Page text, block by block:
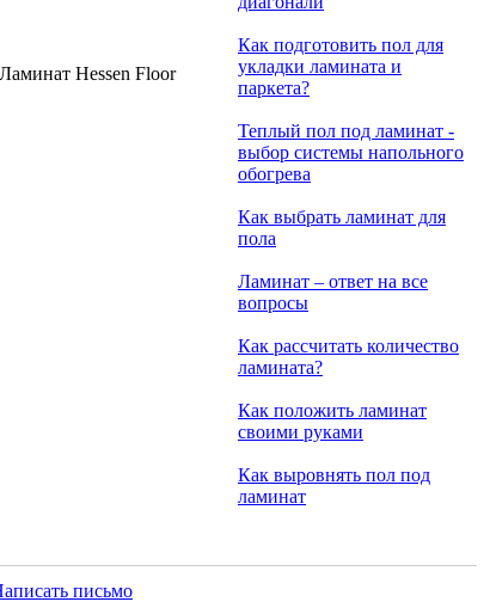
Hessen Floor
Как подготовить пол для
укладки ламината и
паркета?
Теплый пол под ламинат -
выбор системы напольного
обогрева
Как выбрать ламинат для
пола
Ламинат – ответ на все
вопросы
Как рассчитать количество
ламината?
Как положить ламинат
своими руками
Как выровнять пол под
ламинат
письмо